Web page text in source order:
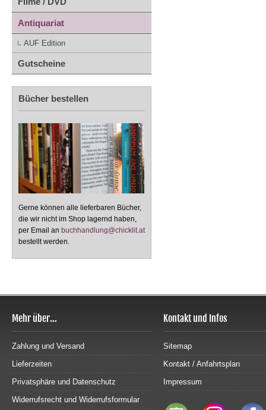
Antiquariat
AUF Edition
Gutscheine
Bücher bestellen
Gerne können alle lieferbaren Bücher,
die wir nicht im Shop lagernd haben,
per Email an buchhandlung@chicklit.at
bestellt werden.
Mehr über...
Zahlung und Versand
Lieferzeiten
Privatsphäre und Datenschutz
Widerrufsrecht und Widerrufsformular
Kontakt und Infos
Sitemap
Kontakt / Anfahrtsplan
Impressum